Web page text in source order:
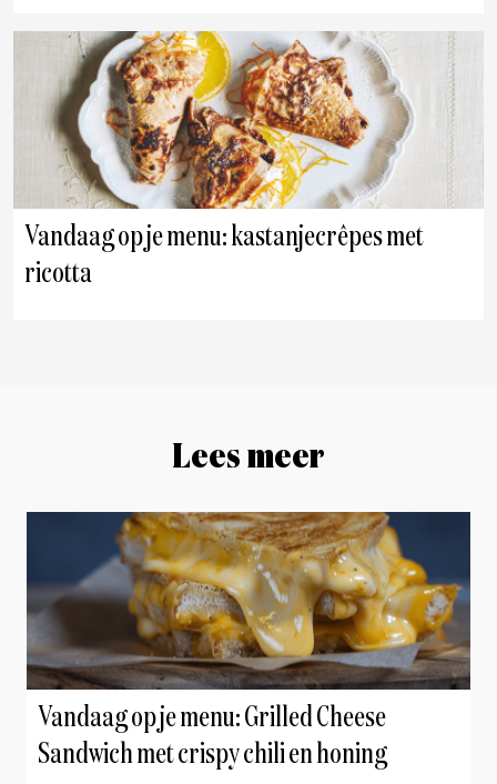
Vandaag op je menu: kastanjecrêpes met
ricotta
Lees meer
Vandaag op je menu: Grilled Cheese
Sandwich met crispy chili en honing